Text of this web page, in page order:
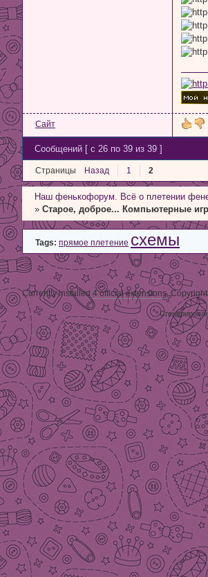
Сайт
Сообщений [ с 26 по 39 из 39 ]
Страницы Назад 1 2
Наш фенькофорум. Всё о плетении
»Старое, доброе... Компьютерные
Tags: прямое плетение схемы
Currently installed 4 official extensions.